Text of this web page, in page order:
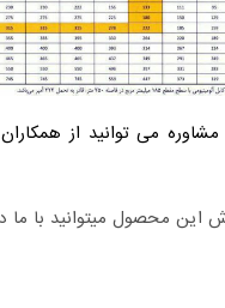
می توانید از
محصول میتوانید با ما